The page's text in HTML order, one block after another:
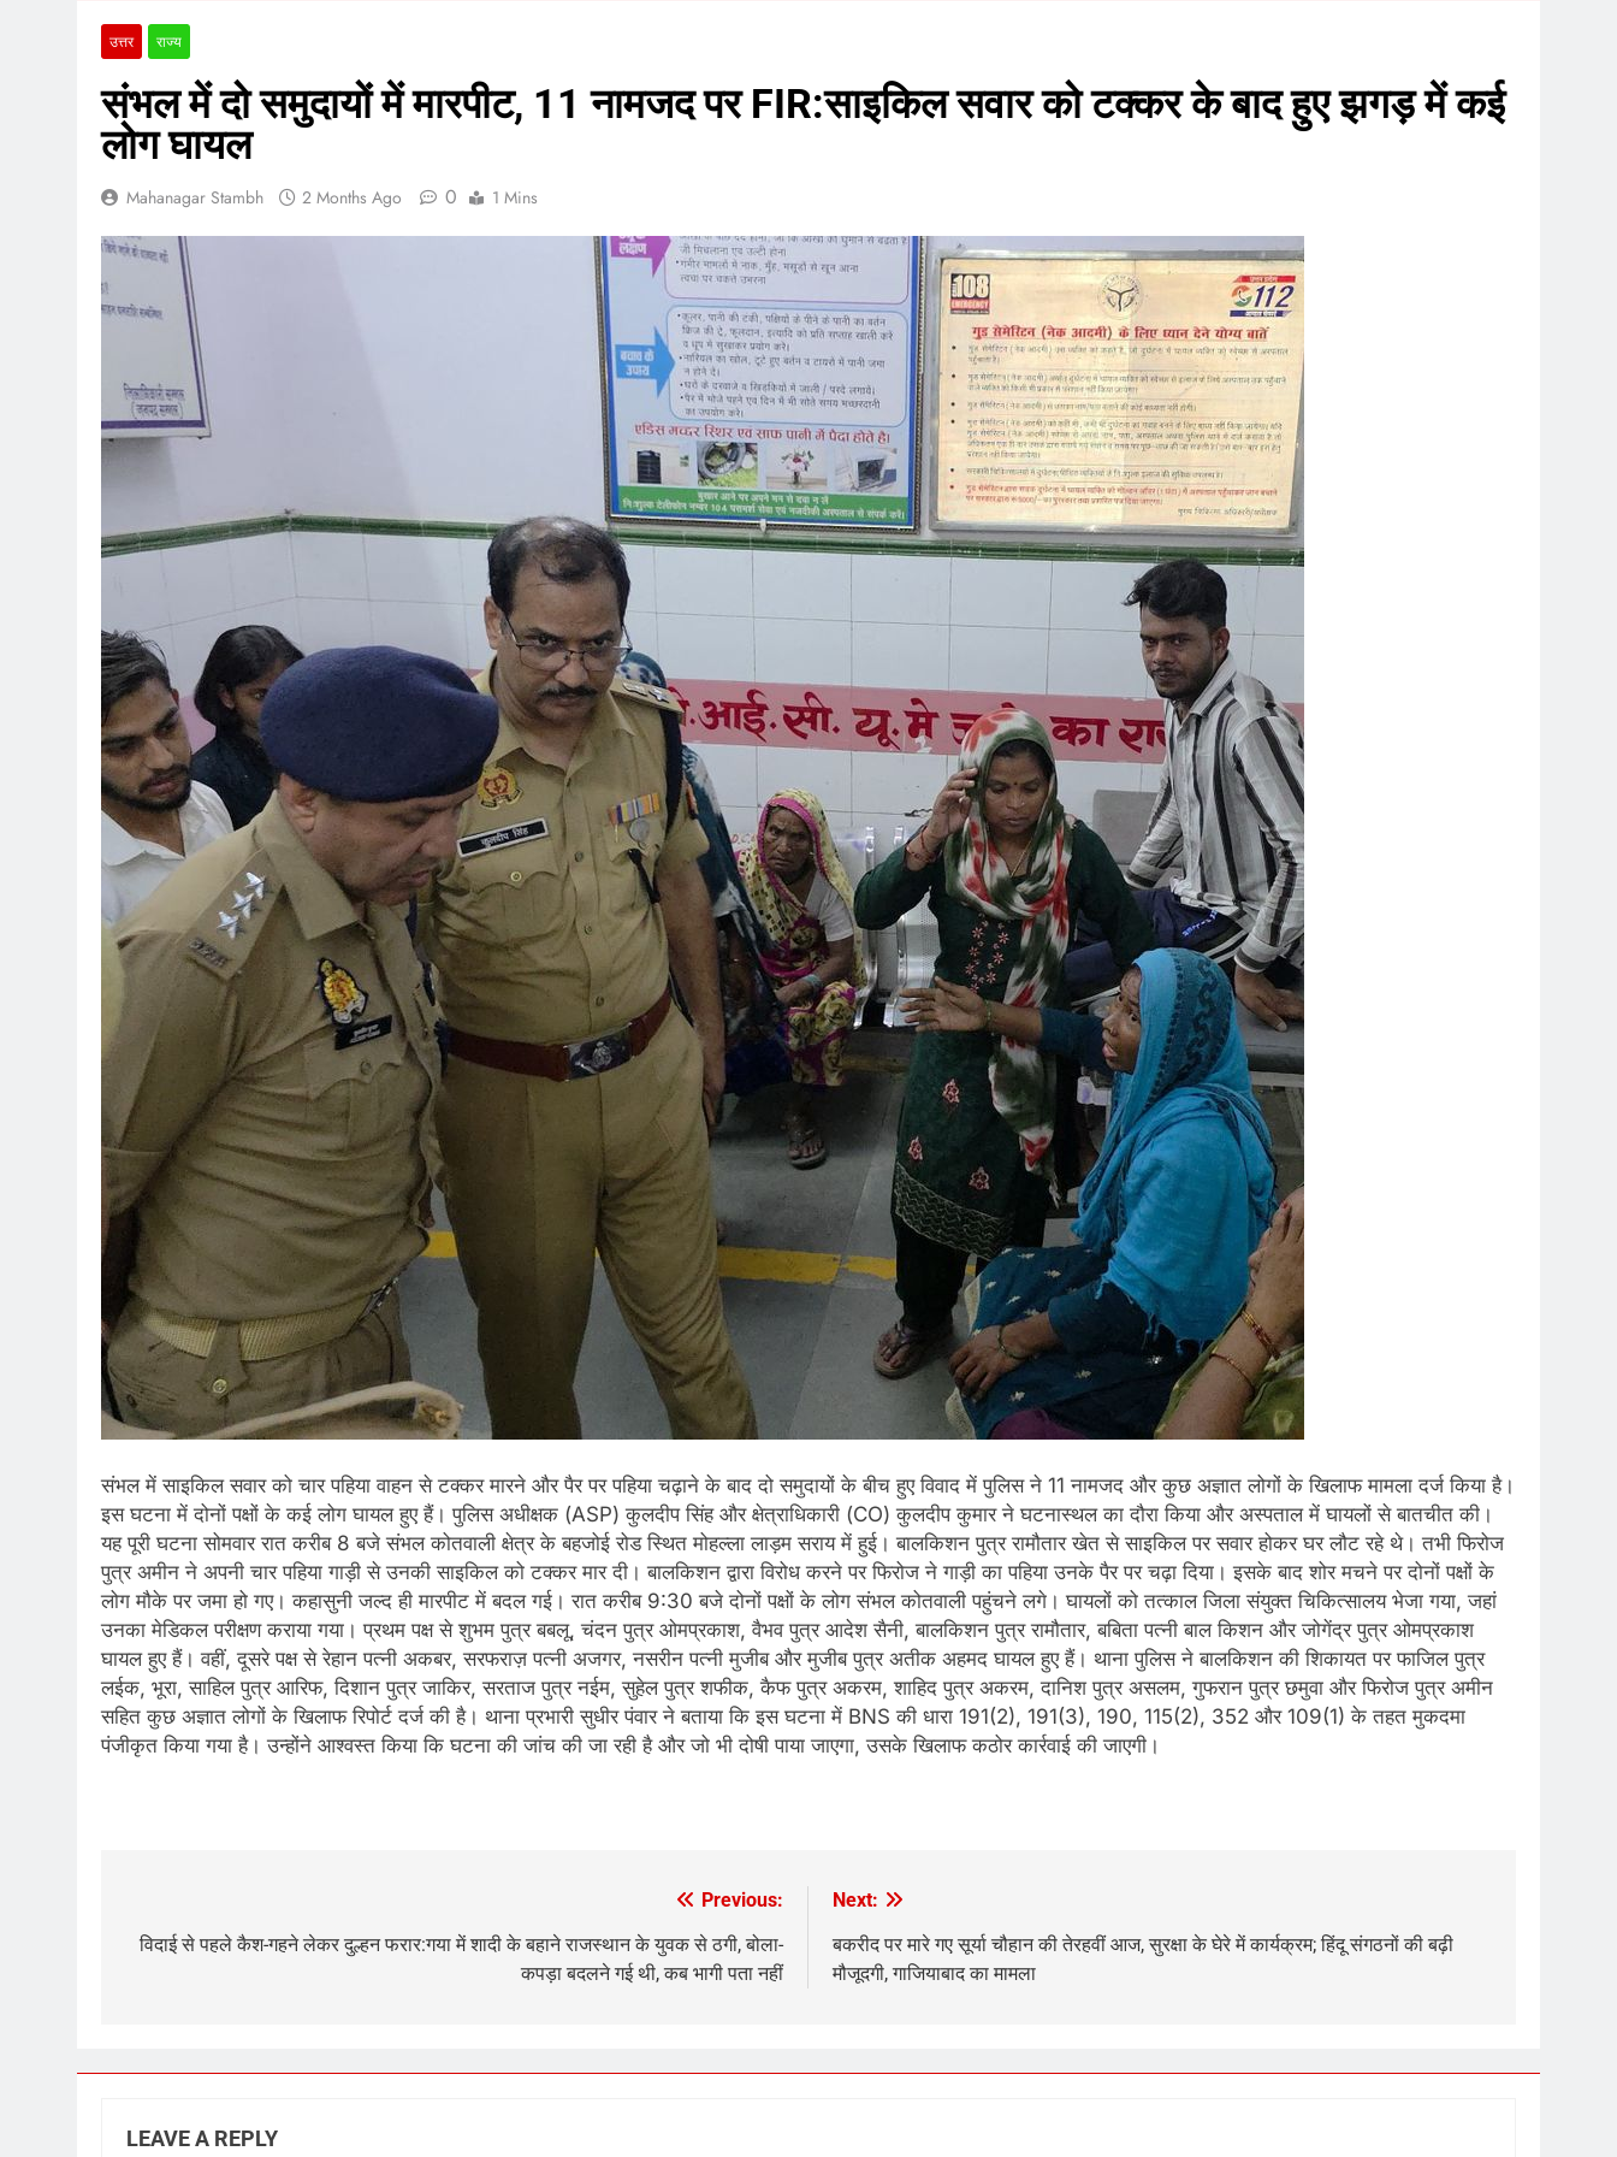
उत्तर राज्य
संभल में दो समुदायों में मारपीट, 11 नामजद पर FIR:साइकिल सवार को टक्कर के बाद हुए झगड़ में कई
लोग घायल
Mahanagar Stambh 2 Months Ago 0 1 Mins
संभल में साइकिल सवार को चार पहिया वाहन से टक्कर मारने और पैर पर पहिया चढ़ाने के बाद दो समुदायों के बीच हुए विवाद में पुलिस ने 11 नामजद और कुछ अज्ञात लोगों के खिलाफ मामला दर्ज किया है।
इस घटना में दोनों पक्षों के कई लोग घायल हुए हैं। पुलिस अधीक्षक (ASP) कुलदीप सिंह और क्षेत्राधिकारी (CO) कुलदीप कुमार ने घटनास्थल का दौरा किया और अस्पताल में घायलों से बातचीत की।
यह पूरी घटना सोमवार रात करीब 8 बजे संभल कोतवाली क्षेत्र के बहजोई रोड स्थित मोहल्ला लाड़म सराय में हुई। बालकिशन पुत्र रामौतार खेत से साइकिल पर सवार होकर घर लौट रहे थे। तभी फिरोज
पुत्र अमीन ने अपनी चार पहिया गाड़ी से उनकी साइकिल को टक्कर मार दी। बालकिशन द्वारा विरोध करने पर फिरोज ने गाड़ी का पहिया उनके पैर पर चढ़ा दिया। इसके बाद शोर मचने पर दोनों पक्षों के
लोग मौके पर जमा हो गए। कहासुनी जल्द ही मारपीट में बदल गई। रात करीब 9:30 बजे दोनों पक्षों के लोग संभल कोतवाली पहुंचने लगे। घायलों को तत्काल जिला संयुक्त चिकित्सालय भेजा गया, जहां
उनका मेडिकल परीक्षण कराया गया। प्रथम पक्ष से शुभम पुत्र बबलू, चंदन पुत्र ओमप्रकाश, वैभव पुत्र आदेश सैनी, बालकिशन पुत्र रामौतार, बबिता पत्नी बाल किशन और जोगेंद्र पुत्र ओमप्रकाश
घायल हुए हैं। वहीं, दूसरे पक्ष से रेहान पत्नी अकबर, सरफराज़ पत्नी अजगर, नसरीन पत्नी मुजीब और मुजीब पुत्र अतीक अहमद घायल हुए हैं। थाना पुलिस ने बालकिशन की शिकायत पर फाजिल पुत्र
लईक, भूरा, साहिल पुत्र आरिफ, दिशान पुत्र जाकिर, सरताज पुत्र नईम, सुहेल पुत्र शफीक, कैफ पुत्र अकरम, शाहिद पुत्र अकरम, दानिश पुत्र असलम, गुफरान पुत्र छमुवा और फिरोज पुत्र अमीन
सहित कुछ अज्ञात लोगों के खिलाफ रिपोर्ट दर्ज की है। थाना प्रभारी सुधीर पंवार ने बताया कि इस घटना में BNS की धारा 191(2), 191(3), 190, 115(2), 352 और 109(1) के तहत मुकदमा
पंजीकृत किया गया है। उन्होंने आश्वस्त किया कि घटना की जांच की जा रही है और जो भी दोषी पाया जाएगा, उसके खिलाफ कठोर कार्रवाई की जाएगी।
navigation
Previous:
विदाई से पहले कैश-गहने लेकर दुल्हन फरार:गया में शादी के बहाने राजस्थान के युवक से ठगी, बोला-
कपड़ा बदलने गई थी, कब भागी पता नहीं
Next:
बकरीद पर मारे गए सूर्या चौहान की तेरहवीं आज, सुरक्षा के घेरे में कार्यक्रम; हिंदू संगठनों की बढ़ी
मौजूदगी, गाजियाबाद का मामला
LEAVE A REPLY